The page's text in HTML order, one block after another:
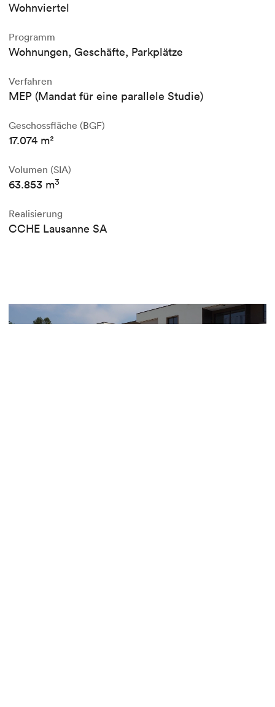
Wohnviertel
Programm
Wohnungen, Geschäfte, Parkplätze
Verfahren
MEP (Mandat für eine parallele Studie)
Geschossfläche (BGF)
17.074 m²
Volumen (SIA)
63.853 m3
Realisierung
CCHE Lausanne SA